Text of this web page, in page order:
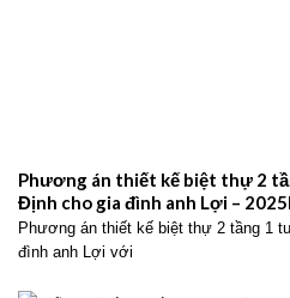
Phương án thiết kế biệt thự 2
Định cho gia đình anh Lợi –
Phương án thiết kế biệt thự 2 tầng 1
đình anh Lợi với